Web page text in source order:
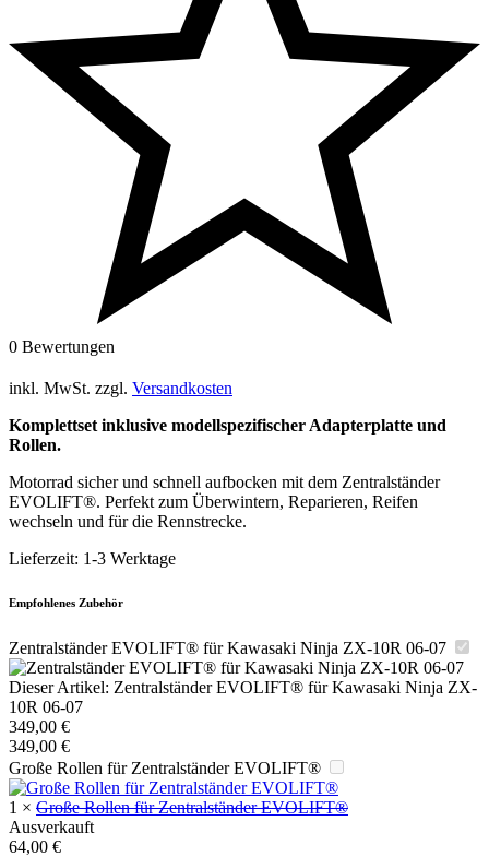
0 Bewertungen
inkl. MwSt. zzgl. Versandkosten
Komplettset inklusive modellspezifischer Adapterplatte und
Rollen.
Motorrad sicher und schnell aufbocken mit dem Zentralständer
EVOLIFT®. Perfekt zum Überwintern, Reparieren, Reifen
wechseln und für die Rennstrecke.
Lieferzeit: 1-3 Werktage
Empfohlenes Zubehör
Zentralständer EVOLIFT® für Kawasaki Ninja ZX-10R 06-07
Dieser Artikel: Zentralständer EVOLIFT® für Kawasaki Ninja ZX-
10R 06-07
349,00 €
349,00 €
Große Rollen für Zentralständer EVOLIFT®
1 × Große Rollen für Zentralständer EVOLIFT®
Ausverkauft
64,00 €